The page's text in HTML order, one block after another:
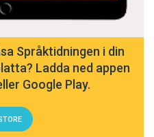
Språktidningen i din
Ladda ned appen
Google Play.